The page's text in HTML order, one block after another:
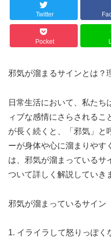
Twitter
Pocket
邪気が溜まるサインとは？
日常生活において、私たち
ィブな感情にさらされるこ
が長く続くと、「邪気」と
ーが身体や心に溜まりやす
は、邪気が溜まっているサ
ついて詳しく解説していき
邪気が溜まっているサイン
1. イライラして怒りっぽく